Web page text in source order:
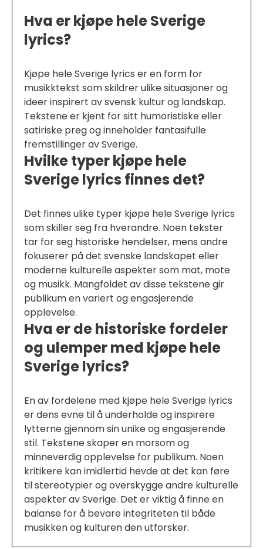
Hva er kjøpe hele Sverige
lyrics?
Kjøpe hele Sverige lyrics er en form for
musikktekst som skildrer ulike situasjoner og
ideer inspirert av svensk kultur og landskap.
Tekstene er kjent for sitt humoristiske eller
satiriske preg og inneholder fantasifulle
fremstillinger av Sverige.
Hvilke typer kjøpe hele
Sverige lyrics finnes det?
Det finnes ulike typer kjøpe hele Sverige lyrics
som skiller seg fra hverandre. Noen tekster
tar for seg historiske hendelser, mens andre
fokuserer på det svenske landskapet eller
moderne kulturelle aspekter som mat, mote
og musikk. Mangfoldet av disse tekstene gir
publikum en variert og engasjerende
opplevelse.
Hva er de historiske fordeler
og ulemper med kjøpe hele
Sverige lyrics?
En av fordelene med kjøpe hele Sverige lyrics
er dens evne til å underholde og inspirere
lytterne gjennom sin unike og engasjerende
stil. Tekstene skaper en morsom og
minneverdig opplevelse for publikum. Noen
kritikere kan imidlertid hevde at det kan føre
til stereotypier og overskygge andre kulturelle
aspekter av Sverige. Det er viktig å finne en
balanse for å bevare integriteten til både
musikken og kulturen den utforsker.